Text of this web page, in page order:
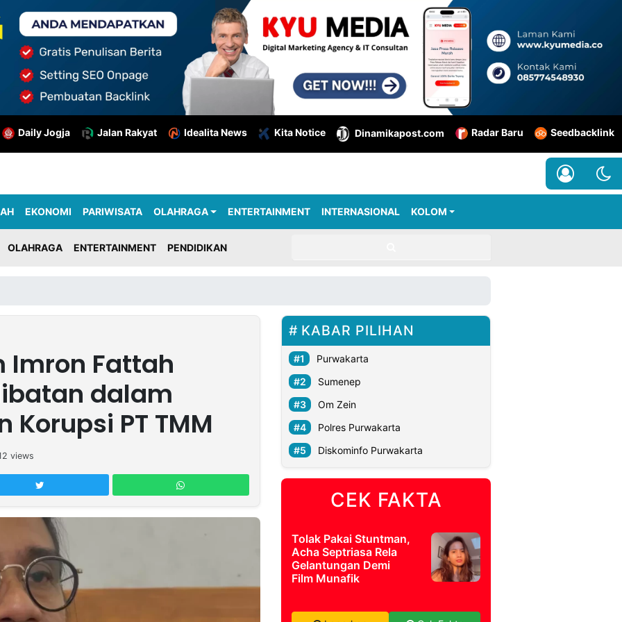
Daily Jogja Jalan Rakyat Idealita News Kita Notice Dinamikapost.com Radar Baru Seedbacklink
EKONOMI PARIWISATA OLAHRAGA ENTERTAINMENT INTERNASIONAL KOLOM
OLAHRAGA ENTERTAINMENT PENDIDIKAN
Imron Fattah
dalam
Korupsi PT TMM
views
KABAR PILIHAN
Purwakarta
Sumenep
Om Zein
Polres Purwakarta
Diskominfo Purwakarta
CEK FAKTA
Tolak Pakai Stuntman,
Acha Septriasa Rela
Gelantungan Demi
Film Munafik